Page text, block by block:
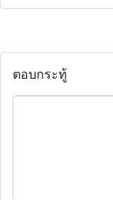
ตอบกระทู้